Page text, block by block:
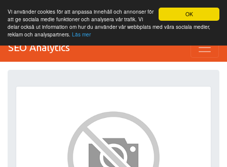
OK
Vi använder cookies för att anpassa innehåll och annonser för
att ge sociala medie funktioner och analysera vår trafik. Vi
delar också ut information om hur du använder vår webbplats med våra sociala medier,
reklam och analyspartners. Läs mer
SEO Analytics